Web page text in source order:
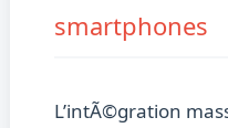
smartphones
L’intÃ©gration